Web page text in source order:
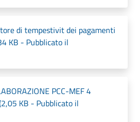
di tempestivit dei pagamenti
KB - Pubblicato il
PCC-MEF 4
KB - Pubblicato il